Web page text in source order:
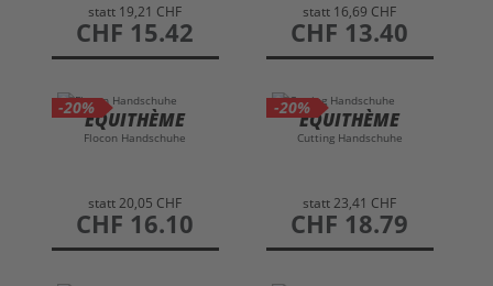
statt 19,21 CHF
preis
CHF 15.42
statt 16,69 CHF
preis
CHF 13.40
-20%
EQUITHÈME
Flocon Handschuhe
statt20,05 CHF
preis
CHF 16.10
-20%
EQUITHÈME
Cutting Handschuhe
statt23,41 CHF
preis
CHF 18.79